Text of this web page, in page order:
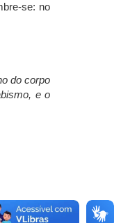
se: no
do corpo
e o